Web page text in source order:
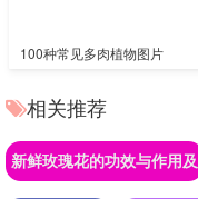
100种常见多肉植物图片
相关推荐
新鲜玫瑰花的功效与作用及